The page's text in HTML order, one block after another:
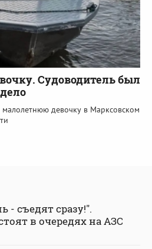
Судоводитель был
малолетнюю девочку в Марксовском
- съедят сразу!".
в очередях на АЗС